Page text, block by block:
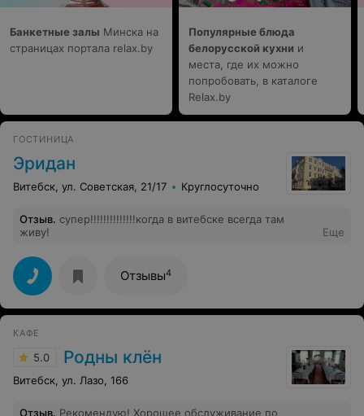
дорогие . Наведите порядок , а потом приглашайте в
Банкетные залы Минска на
страницах портала relax.by
Популярные блюда
белорусской кухни и
места, где их можно
попробовать, в каталоге
Relax.by
ГОСТИНИЦА
Эридан
Витебск, ул. Советская, 21/17 Круглосуточно
Отзыв. супер!!!!!!!!!!!!!!когда в витебске всегда там
живу!
Еще
Отзывы4
КАФЕ
5.0 Родны клён
Витебск, ул. Лазо, 166
Отзыв. Рекомендую! Хорошее обслуживание по